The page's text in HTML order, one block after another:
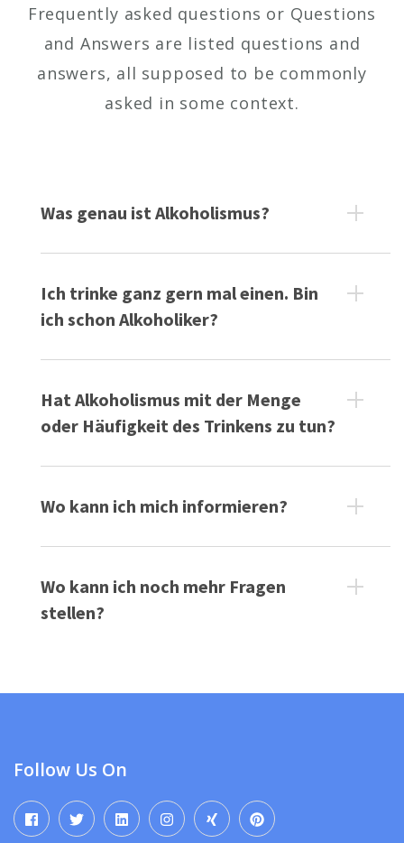
Frequently asked questions or Questions
and Answers are listed questions and
answers, all supposed to be commonly
asked in some context.
Was genau ist Alkoholismus?
Ich trinke ganz gern mal einen. Bin
ich schon Alkoholiker?
Hat Alkoholismus mit der Menge
oder Häufigkeit des Trinkens zu tun?
Wo kann ich mich informieren?
Wo kann ich noch mehr Fragen
stellen?
Follow Us On